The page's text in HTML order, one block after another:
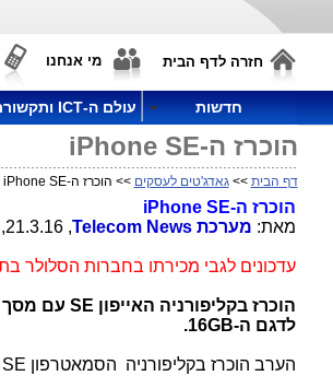
חזרה לדף הבית מי אנחנו
חדשות עולם ה-ICT ותקשורת
הוכרז ה-iPhone SE
דף הבית >>גאדג'טים לעסקים >> הוכרז ה-iPhone SE
הוכרז ה-iPhone SE
מאת: מערכתTelecom News
, 21.3.16, 20:52
עדכונים לגבי מכירתו בחברות הסלולר
הוכרז בקליפורניה האייפון SE
לדגם ה-16GB
.
הערב הוכרז בקליפורניה הסמאטרפון